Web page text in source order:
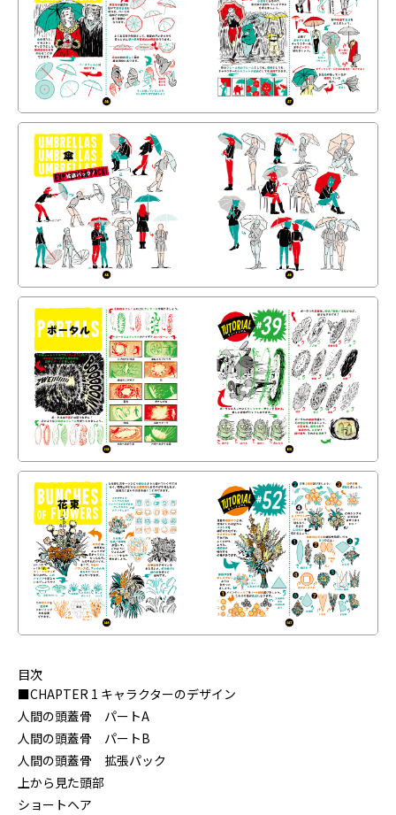
目次
■CHAPTER 1 キャラクターのデザイン
人間の頭蓋骨 パートA
人間の頭蓋骨 パートB
人間の頭蓋骨 拡張パック
上から見た頭部
ショートヘア